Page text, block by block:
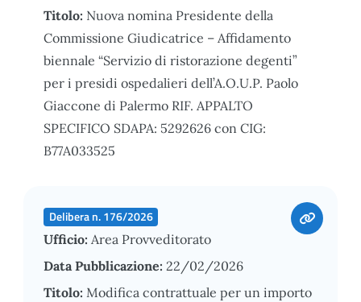
Titolo: Nuova nomina Presidente della
Commissione Giudicatrice – Affidamento
biennale “Servizio di ristorazione degenti”
per i presidi ospedalieri dell’A.O.U.P. Paolo
Giaccone di Palermo RIF. APPALTO
SPECIFICO SDAPA: 5292626 con CIG:
B77A033525
Delibera n. 176/2026
Ufficio: Area Provveditorato
Data Pubblicazione: 22/02/2026
Titolo: Modifica contrattuale per un importo